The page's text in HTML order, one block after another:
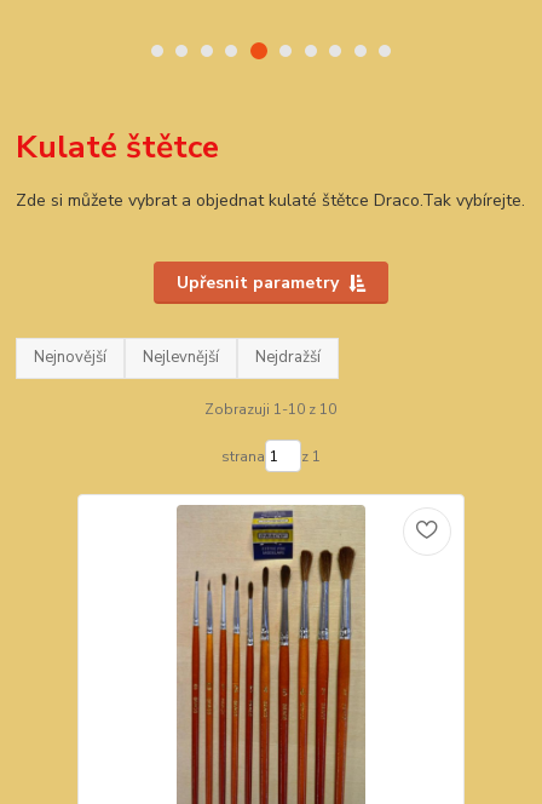
Kulaté štětce
Zde si můžete vybrat a objednat kulaté štětce Draco.Tak vybírejte.
Upřesnit parametry
Nejnovější Nejlevnější Nejdražší
Zobrazuji 1-10 z 10
strana z 1